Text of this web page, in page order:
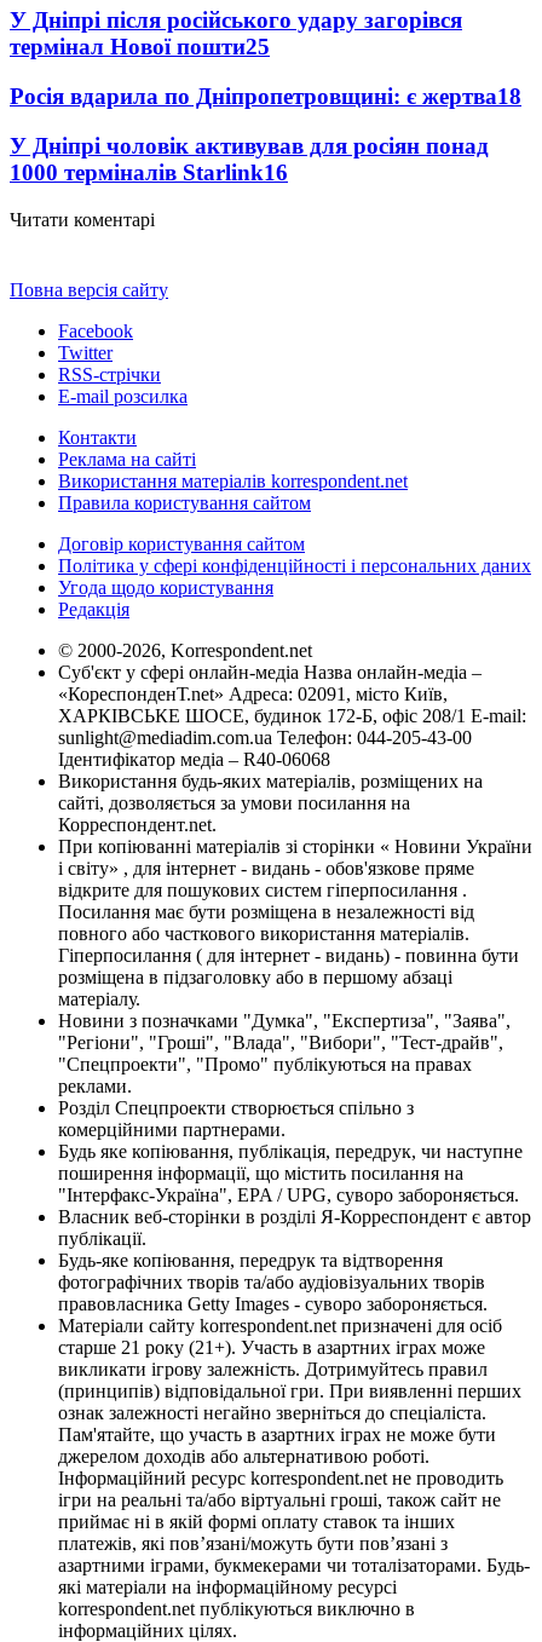
У Дніпрі після російського удару загорівся
термінал Нової пошти25
Росія вдарила по Дніпропетровщині: є жертва18
У Дніпрі чоловік активував для росіян понад
1000 терміналів Starlink16
Читати коментарі
Повна версія сайту
Facebook
Twitter
RSS-стрічки
E-mail розсилка
Контакти
Реклама на сайті
Використання матеріалів korrespondent.net
Правила користування сайтом
Договір користування сайтом
Політика у сфері конфіденційності і персональних даних
Угода щодо користування
Редакція
© 2000-2026, Korrespondent.net
Суб'єкт у сфері онлайн-медіа Назва онлайн-медіа –
«КореспонденТ.net» Адреса: 02091, місто Київ,
ХАРКІВСЬКЕ ШОСЕ, будинок 172-Б, офіс 208/1 E-mail:
sunlight@mediadim.com.ua Телефон: 044-205-43-00
Ідентифікатор медіа – R40-06068
Використання будь-яких матеріалів, розміщених на
сайті, дозволяється за умови посилання на
Корреспондент.net.
При копіюванні матеріалів зі сторінки « Новини України
і світу» , для інтернет - видань - обов'язкове пряме
відкрите для пошукових систем гіперпосилання .
Посилання має бути розміщена в незалежності від
повного або часткового використання матеріалів.
Гіперпосилання ( для інтернет - видань) - повинна бути
розміщена в підзаголовку або в першому абзаці
матеріалу.
Новини з позначками "Думка", "Експертиза", "Заява",
"Регіони", "Гроші", "Влада", "Вибори", "Тест-драйв",
"Спецпроекти", "Промо" публікуються на правах
реклами.
Розділ Спецпроекти створюється спільно з
комерційними партнерами.
Будь яке копіювання, публікація, передрук, чи наступне
поширення інформації, що містить посилання на
"Інтерфакс-Україна", EPA / UPG, суворо забороняється.
Власник веб-сторінки в розділі Я-Корреспондент є автор
публікації.
Будь-яке копіювання, передрук та відтворення
фотографічних творів та/або аудіовізуальних творів
правовласника Getty Images - суворо забороняється.
Матеріали сайту korrespondent.net призначені для осіб
старше 21 року (21+). Участь в азартних іграх може
викликати ігрову залежність. Дотримуйтесь правил
(принципів) відповідальної гри. При виявленні перших
ознак залежності негайно зверніться до спеціаліста.
Пам'ятайте, що участь в азартних іграх не може бути
джерелом доходів або альтернативою роботі.
Інформаційний ресурс korrespondent.net не проводить
ігри на реальні та/або віртуальні гроші, також сайт не
приймає ні в якій формі оплату ставок та інших
платежів, які пов’язані/можуть бути пов’язані з
азартними іграми, букмекерами чи тоталізаторами. Будь-
які матеріали на інформаційному ресурсі
korrespondent.net публікуються виключно в
інформаційних цілях.